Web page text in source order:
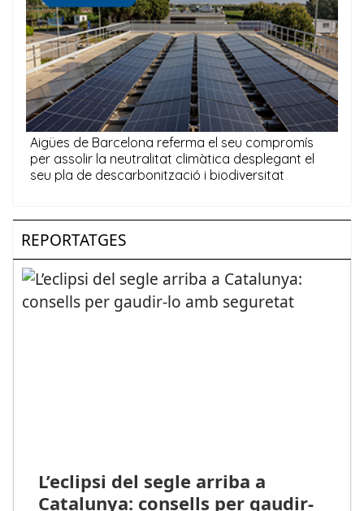
REPORTATGES
L’eclipsi del segle arriba a
Catalunya: consells per gaudir-